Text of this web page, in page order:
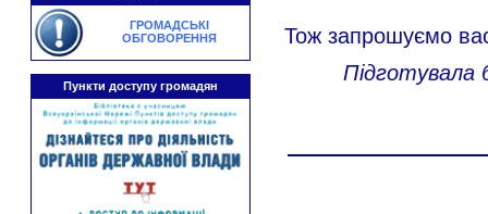
ГРОМАДСЬКІ
ОБГОВОРЕННЯ
Пункти доступу громадян
Тож запрошуємо
Підготувала